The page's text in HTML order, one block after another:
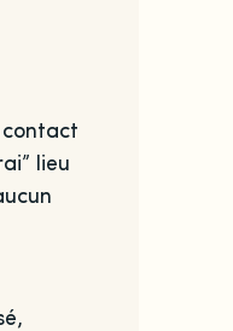
contact
lieu